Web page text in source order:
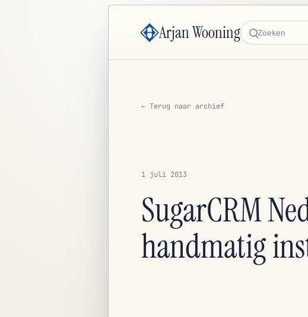
Arjan Wooning Zoeken
← Terug naar archief
1 juli 2013
SugarCRM
handmatig